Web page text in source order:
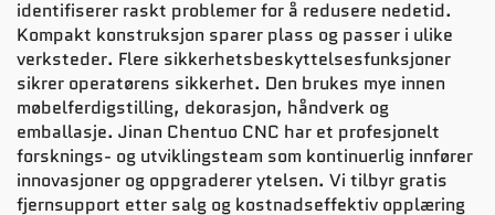
identifiserer raskt problemer for å redusere nedetid.
Kompakt konstruksjon sparer plass og passer i ulike
verksteder. Flere sikkerhetsbeskyttelsesfunksjoner
sikrer operatørens sikkerhet. Den brukes mye innen
møbelferdigstilling, dekorasjon, håndverk og
emballasje. Jinan Chentuo CNC har et profesjonelt
forsknings- og utviklingsteam som kontinuerlig innfører
innovasjoner og oppgraderer ytelsen. Vi tilbyr gratis
fjernsupport etter salg og kostnadseffektiv opplæring